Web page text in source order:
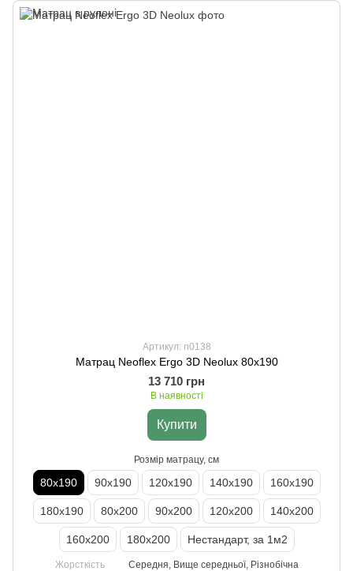
Артикул: n0138
Матрац Neoflex Ergo 3D Neolux 80х190
13 710 грн
В наявності
Купити
Розмір матрацу, см
80х190 90х190 120х190 140х190 160х190
180х190 80х200 90х200 120х200 140х200
160х200 180х200 Нестандарт, за 1м2
Жорсткість
Середня, Вище середньої, Різнобічна